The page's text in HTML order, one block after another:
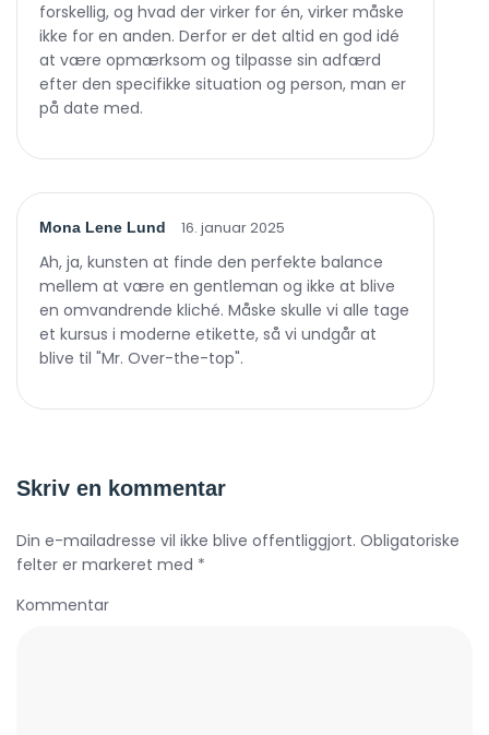
forskellig, og hvad der virker for én, virker måske
ikke for en anden. Derfor er det altid en god idé
at være opmærksom og tilpasse sin adfærd
efter den specifikke situation og person, man er
på date med.
Mona Lene Lund 16. januar 2025
Ah, ja, kunsten at finde den perfekte balance
mellem at være en gentleman og ikke at blive
en omvandrende kliché. Måske skulle vi alle tage
et kursus i moderne etikette, så vi undgår at
blive til "Mr. Over-the-top".
Skriv en kommentar
Din e-mailadresse vil ikke blive offentliggjort. Obligatoriske
felter er markeret med *
Kommentar